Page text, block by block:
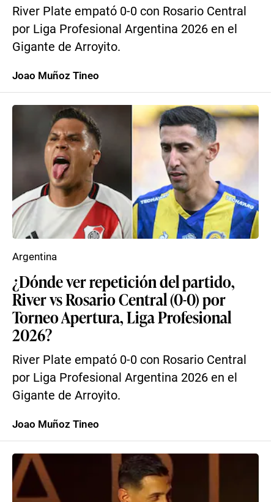
River Plate empató 0-0 con Rosario Central
por Liga Profesional Argentina 2026 en el
Gigante de Arroyito.
Joao Muñoz Tineo
¿Dónde ver repetición del partido,
River vs Rosario Central (0-0) por
Torneo Apertura, Liga Profesional
2026?
River Plate empató 0-0 con Rosario Central
por Liga Profesional Argentina 2026 en el
Gigante de Arroyito.
Argentina
Joao Muñoz Tineo